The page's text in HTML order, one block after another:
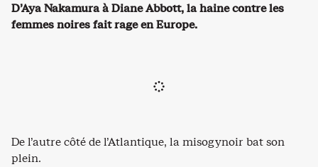
D’Aya Nakamura à Diane Abbott, la haine contre les
femmes noires fait rage en Europe.
De l’autre côté de l’Atlantique, la misogynoir bat son
plein.